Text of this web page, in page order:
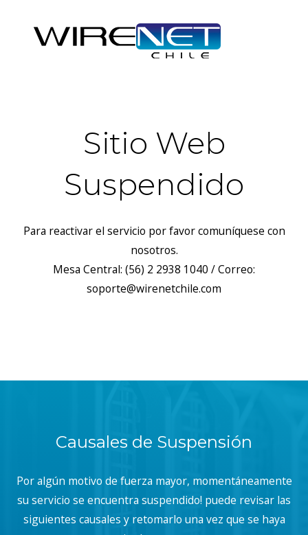
Sitio Web
Suspendido
Para reactivar el servicio por favor comuníquese con
nosotros.
Mesa Central: (56) 2 2938 1040 / Correo:
soporte@wirenetchile.com
Causales de Suspensión
Por algún motivo de fuerza mayor, momentáneamente
su servicio se encuentra suspendido! puede revisar las
siguientes causales y retomarlo una vez que se haya